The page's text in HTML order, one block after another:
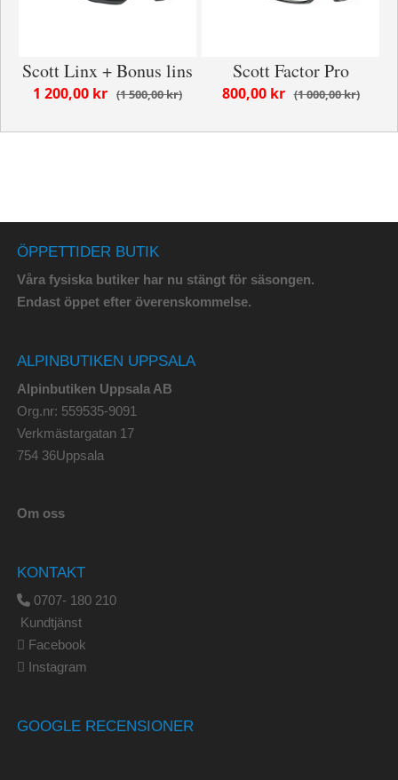
Scott Linx + Bonus lins
1 500,00 kr
1 200,00 kr
Scott Factor Pro
1 000,00 kr
800,00 kr
ÖPPETTIDER BUTIK
Våra fysiska butiker har nu stängt för säsongen.
Endast öppet efter överenskommelse.
ALPINBUTIKEN UPPSALA
Alpinbutiken Uppsala AB
Org.nr: 559535-9091
Verkmästargatan 17
754 36Uppsala
Om oss
KONTAKT
0707- 180 210
Kundtjänst
Facebook
Instagram
GOOGLE RECENSIONER